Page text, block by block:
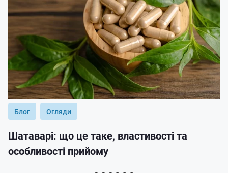
Блог Огляди
Шатаварі: що це таке, властивості та
особливості прийому